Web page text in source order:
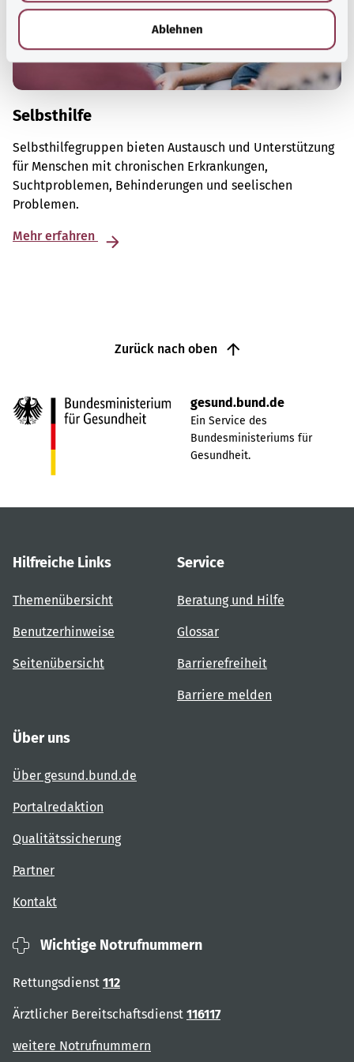
Ablehnen
Selbsthilfe
Selbsthilfegruppen bieten Austausch und Unterstützung
für Menschen mit chronischen Erkrankungen,
Suchtproblemen, Behinderungen und seelischen
Problemen.
Mehr erfahren
Zurück nach oben
gesund.bund.de
Ein Service des
Bundesministeriums für
Gesundheit.
Hilfreiche Links
Themenübersicht
Benutzerhinweise
Seitenübersicht
Service
Beratung und Hilfe
Glossar
Barrierefreiheit
Barriere melden
Über uns
Über gesund.bund.de
Portalredaktion
Qualitätssicherung
Partner
Kontakt
Wichtige Notrufnummern
Rettungsdienst 112
Ärztlicher Bereitschaftsdienst 116117
weitere Notrufnummern